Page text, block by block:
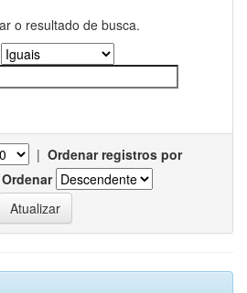
o resultado de busca.
| Ordenar registros por
Ordenar